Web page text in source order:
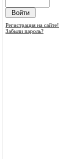
Регистрация на сайте!
Забыли пароль?